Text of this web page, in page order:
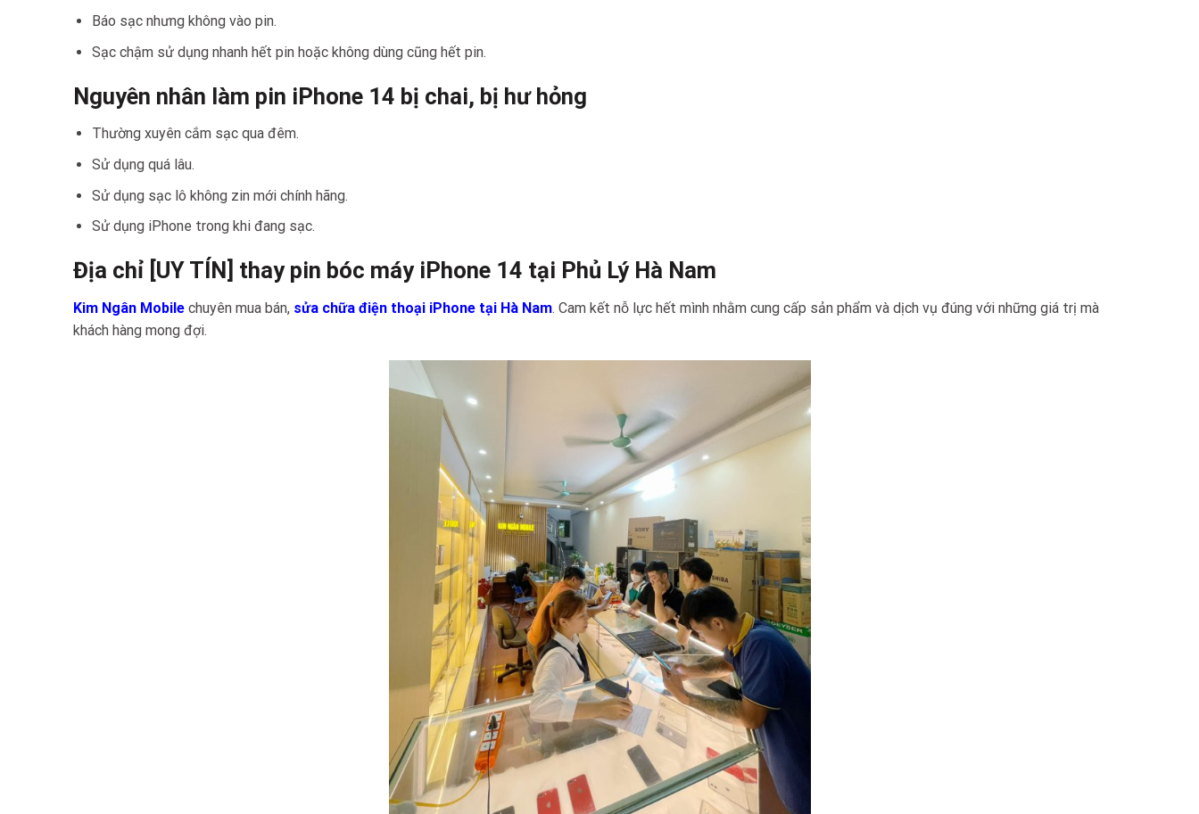
Báo sạc nhưng không vào pin.
Sạc chậm sử dụng nhanh hết pin hoặc không dùng cũng hết pin.
Nguyên nhân làm pin iPhone 14 bị chai, bị hư hỏng
Thường xuyên cắm sạc qua đêm.
Sử dụng quá lâu.
Sử dụng sạc lô không zin mới chính hãng.
Sử dụng iPhone trong khi đang sạc.
Địa chỉ [UY TÍN] thay pin bóc máy iPhone 14 tại Phủ Lý Hà Nam
Kim Ngân Mobile chuyên mua bán, sửa chữa điện thoại iPhone tại Hà Nam. Cam kết nỗ lực hết mình nhằm cung cấp sản phẩm và dịch vụ đúng với những giá trị mà
khách hàng mong đợi.